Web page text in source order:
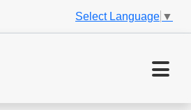
Select Language ▼